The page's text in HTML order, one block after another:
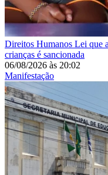
Direitos Humanos Lei que
crianças é sancionada
06/08/2026 às 20:02
Manifestação